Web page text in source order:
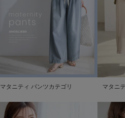
マタニティ パンツカテゴリ マタニ